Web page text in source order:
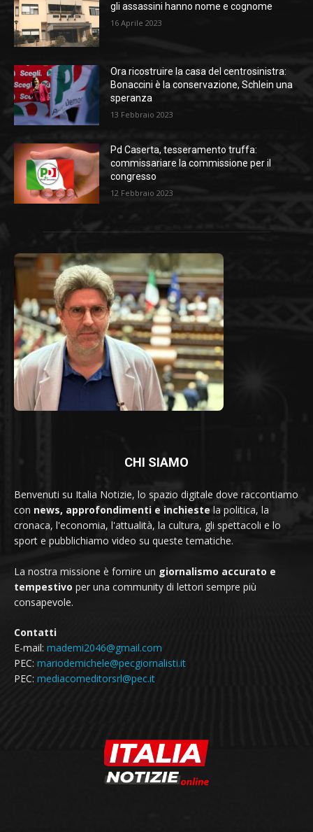
gli assassini hanno nome e cognome
16 Aprile 2023
Ora ricostruire la casa del centrosinistra:
Bonaccini è la conservazione, Schlein una
speranza
13 Febbraio 2023
Pd Caserta, tesseramento truffa:
commissariare la commissione per il
congresso
12 Febbraio 2023
CHI SIAMO
Benvenuti su Italia Notizie, lo spazio digitale dove raccontiamo
con news, approfondimenti e inchieste la politica, la
cronaca, l'economia, l'attualità, la cultura, gli spettacoli e lo
sport e pubblichiamo video su queste tematiche.
La nostra missione è fornire un giornalismo accurato e
tempestivo per una community di lettori sempre più
consapevole.
Contatti
E-mail: mademi2046@gmail.com
PEC: mariodemichele@pecgiornalisti.it
PEC: mediacomeditorsrl@pec.it